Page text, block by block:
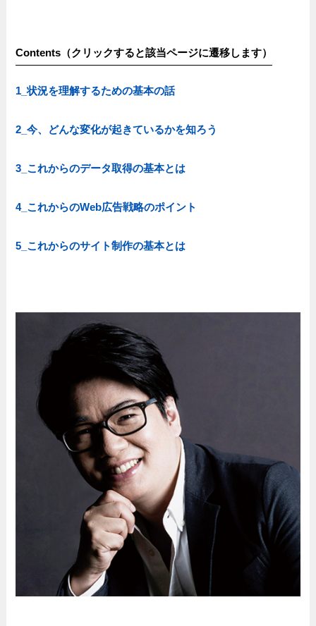
Contents（クリックすると該当ページに遷移します）
1_状況を理解するための基本の話
2_今、どんな変化が起きているかを知ろう
3_これからのデータ取得の基本とは
4_これからのWeb広告戦略のポイント
5_これからのサイト制作の基本とは